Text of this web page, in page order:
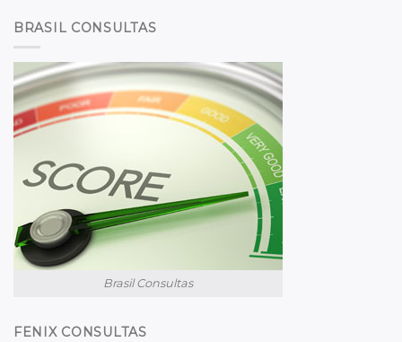
BRASIL CONSULTAS
Brasil Consultas
FENIX CONSULTAS